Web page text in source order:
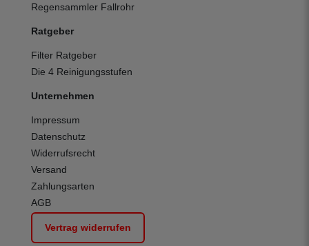
Regensammler Fallrohr
Ratgeber
Filter Ratgeber
Die 4 Reinigungsstufen
Unternehmen
Impressum
Datenschutz
Widerrufsrecht
Versand
Zahlungsarten
AGB
Vertrag widerrufen